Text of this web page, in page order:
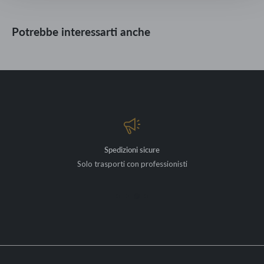
Potrebbe interessarti anche
Spedizioni sicure
Solo trasporti con professionisti